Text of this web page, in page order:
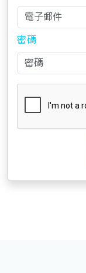
密碼